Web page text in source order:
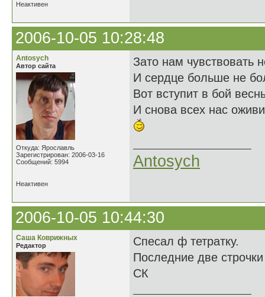
Неактивен
2006-10-05 10:28:48
Antosych
Автор сайта
Откуда: Ярославль
Зарегистрирован: 2006-03-16
Сообщений: 5994
Зато нам чувствовать
И сердце больше не
Вот вступит в бой
И снова всех нас
Antosych
Неактивен
2006-10-05 10:44:30
Саша Коврижных
Редактор
Спесал ф тетратку.
Последние две
СК